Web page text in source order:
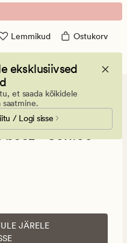
Lemmikud Ostukorv
eksklusiivsed
et saada kõikidele
/ Logi sisse
arvustust
5
- 80x100
JÄRELE